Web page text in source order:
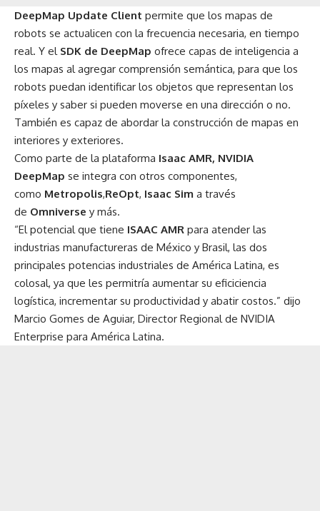
DeepMap Update Client permite que los mapas de
robots se actualicen con la frecuencia necesaria, en tiempo
real. Y el SDK de DeepMap ofrece capas de inteligencia a
los mapas al agregar comprensión semántica, para que los
robots puedan identificar los objetos que representan los
píxeles y saber si pueden moverse en una dirección o no.
También es capaz de abordar la construcción de mapas en
interiores y exteriores.
Como parte de la plataforma Isaac AMR, NVIDIA
DeepMap se integra con otros componentes,
como Metropolis,ReOpt, Isaac Sim a través
de Omniverse y más.
“El potencial que tiene ISAAC AMR para atender las
industrias manufactureras de México y Brasil, las dos
principales potencias industriales de América Latina, es
colosal, ya que les permitría aumentar su eficiciencia
logística, incrementar su productividad y abatir costos.” dijo
Marcio Gomes de Aguiar, Director Regional de NVIDIA
Enterprise para América Latina.